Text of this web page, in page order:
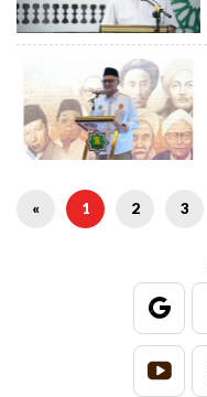
« 1 2 3